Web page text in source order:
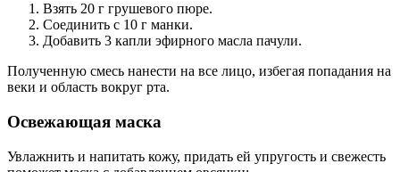
Взять 20 г грушевого пюре.
Соединить с 10 г манки.
Добавить 3 капли эфирного масла пачули.
Полученную смесь нанести на все лицо, избегая попадания на
веки и область вокруг рта.
Освежающая маска
Увлажнить и напитать кожу, придать ей упругость и свежесть